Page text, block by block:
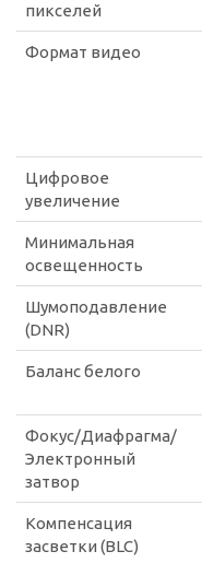
пикселей
Формат видео
Цифровое
увеличение
Минимальная
освещенность
Шумоподавление
(DNR)
Баланс белого
Фокус/Диафрагма/
Электронный
затвор
Компенсация
засветки (BLC)